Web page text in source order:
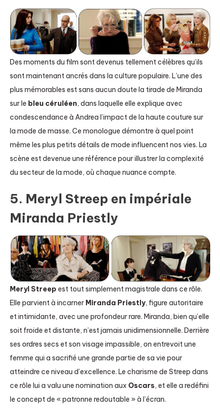
Des moments du film sont devenus tellement célèbres qu’ils
sont maintenant ancrés dans la culture populaire. L’une des
plus mémorables est sans aucun doute la tirade de Miranda
sur le bleu céruléen, dans laquelle elle explique avec
condescendance à Andrea l’impact de la haute couture sur
la mode de masse. Ce monologue démontre à quel point
même les plus petits détails de mode influencent nos vies. La
scène est devenue une référence pour illustrer la complexité
du secteur de la mode, où chaque nuance compte.
5. Meryl Streep en impériale
Miranda Priestly
Meryl Streep est tout simplement magistrale dans ce rôle.
Elle parvient à incarner Miranda Priestly, figure autoritaire
et intimidante, avec une profondeur rare. Miranda, bien qu’elle
soit froide et distante, n’est jamais unidimensionnelle. Derrière
ses ordres secs et son visage impassible, on entrevoit une
femme qui a sacrifié une grande partie de sa vie pour
atteindre ce niveau d’excellence. Le charisme de Streep dans
ce rôle lui a valu une nomination aux Oscars, et elle a redéfini
le concept de « patronne redoutable » à l’écran.